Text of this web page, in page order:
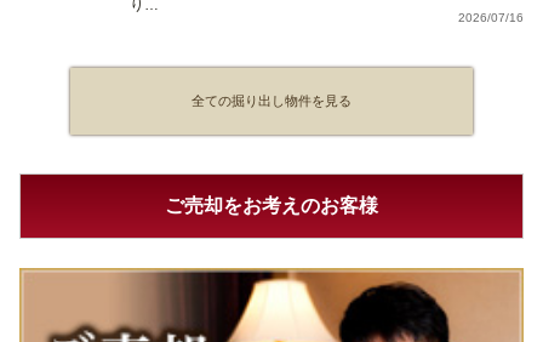
り…
2026/07/16
全ての掘り出し物件を見る
ご売却をお考えのお客様